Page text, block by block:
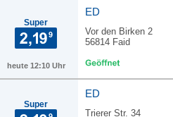
Super
heute 12:10 Uhr
ED
Vor den Birken 2
56814 Faid
Super
ED
Trierer Str. 34